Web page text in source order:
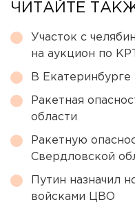
ЧИТАЙТЕ
Участок с
на аукцион по
В
Ракетная
области
Ракетную
Свердловской
Путин назначил
войсками ЦВО